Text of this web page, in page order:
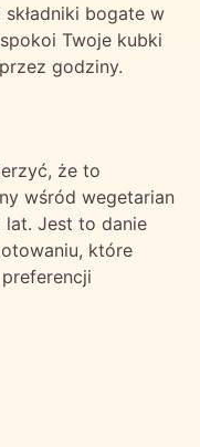
bogate w
Twoje kubki
godziny.
że to
wśród wegetarian
Jest to danie
które